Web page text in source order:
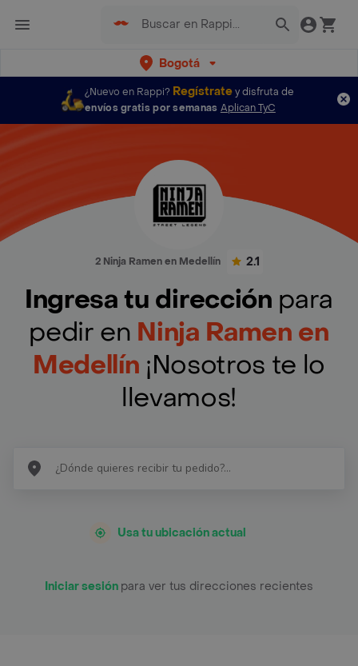
Bogotá
¿Nuevo en Rappi? Regístratey disfruta de
envíos gratis por semanas Aplican TyC
2 Ninja Ramen en Medellín 2.1
Ingresa tu dirección para
pedir en Ninja Ramen en
Medellín ¡Nosotros te lo
llevamos!
Usa tu ubicación actual
Iniciar sesión para ver tus direcciones recientes